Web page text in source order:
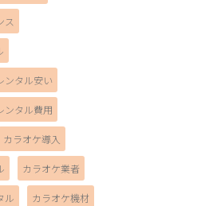
ス
ンタル安い
ンタル費用
カラオケ導入
カラオケ業者
ル カラオケ機材